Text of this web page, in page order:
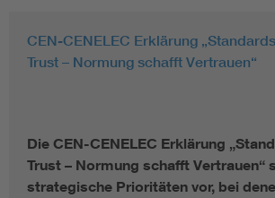
CEN-CENELEC Erklärung
Trust – Normung schafft Vertrauen“
Die CEN-CENELEC Erklärung
Trust – Normung schafft Vertrauen“
strategische Prioritäten vor, bei